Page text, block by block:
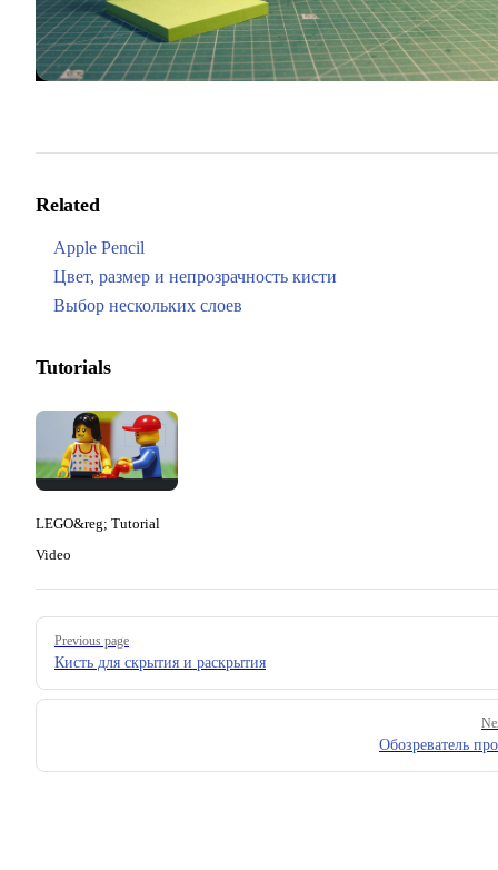
Video
Related
Apple Pencil
Цвет, размер и непрозрачность кисти
Выбор нескольких слоев
Tutorials
LEGO&reg; Tutorial
Video
Pager
Previous page
Кисть для скрытия и раскрытия
Обозреватель